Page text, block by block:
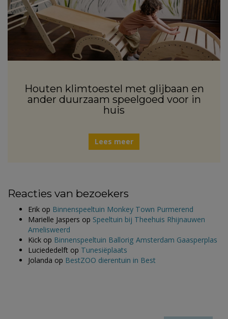
Houten klimtoestel met glijbaan en
ander duurzaam speelgoed voor in
huis
Lees meer
Reacties van bezoekers
Erik op Binnenspeeltuin Monkey Town Purmerend
Marielle Jaspers op Speeltuin bij Theehuis Rhijnauwen
Amelisweerd
Kick op Binnenspeeltuin Ballorig Amsterdam Gaasperplas
Luciededelft op Tunesiëplaats
Jolanda op BestZOO dierentuin in Best